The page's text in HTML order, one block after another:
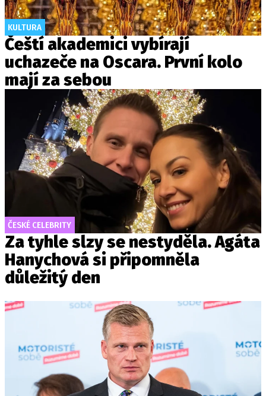
KULTURA
Čeští akademici vybírají
uchazeče na Oscara. První kolo
mají za sebou
ČESKÉ CELEBRITY
Za tyhle slzy se nestyděla. Agáta
Hanychová si připomněla
důležitý den